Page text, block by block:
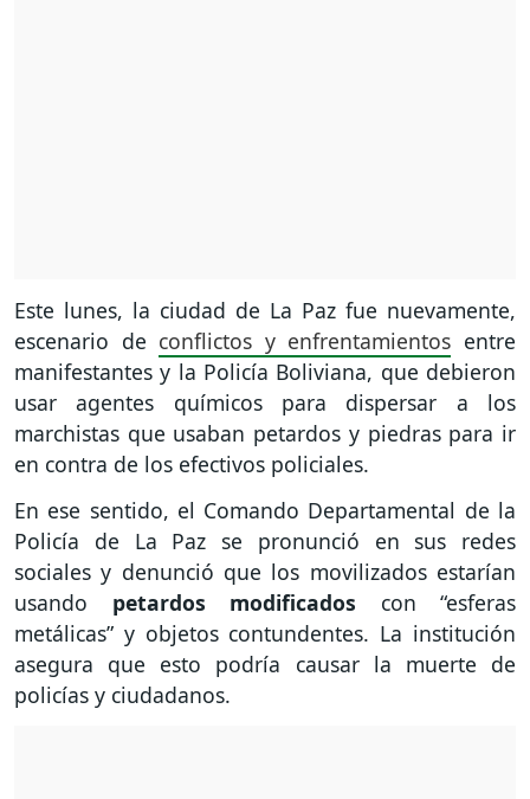
Este lunes, la ciudad de La Paz fue nuevamente,
escenario de conflictos y enfrentamientos entre
manifestantes y la Policía Boliviana, que debieron
usar agentes químicos para dispersar a los
marchistas que usaban petardos y piedras para ir
en contra de los efectivos policiales.
En ese sentido, el Comando Departamental de la
Policía de La Paz se pronunció en sus redes
sociales y denunció que los movilizados estarían
usando petardos modificados con “esferas
metálicas” y objetos contundentes. La institución
asegura que esto podría causar la muerte de
policías y ciudadanos.